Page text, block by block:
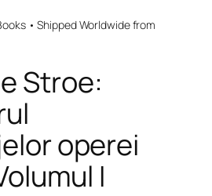
• Shipped Worldwide from
Stroe:
operei
I